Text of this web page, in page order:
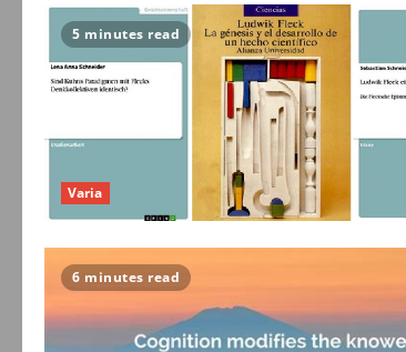
5 minutes read
Varia
6 minutes read